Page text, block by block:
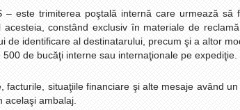
– este trimiterea poştală internă care urmează
constând exclusiv în materiale de
de identificare al destinatarului, precum şi a altor
de bucăţi interne sau internaţionale pe expediţie.
facturile, situaţiile financiare şi alte mesaje având
ambalaj.